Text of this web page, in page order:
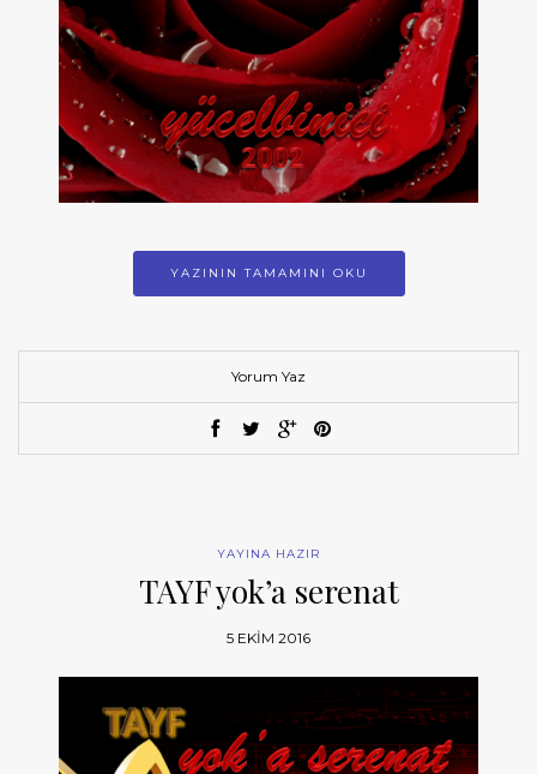
YAZININ TAMAMINI OKU
Yorum Yaz
YAYINA HAZIR
TAYF yok’a serenat
5 EKIM 2016